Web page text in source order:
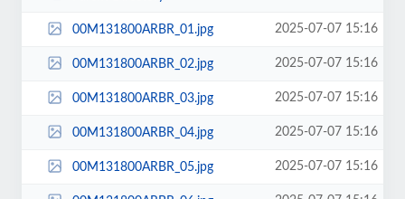
00M131800ARBR_01.jpg 2025-07-07 15:16
00M131800ARBR_02.jpg 2025-07-07 15:16
00M131800ARBR_03.jpg 2025-07-07 15:16
00M131800ARBR_04.jpg 2025-07-07 15:16
00M131800ARBR_05.jpg 2025-07-07 15:16